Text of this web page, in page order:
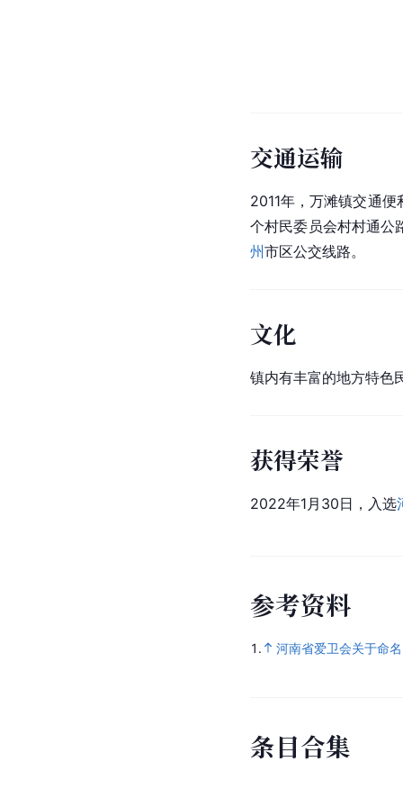
交通运输
2011年，万滩镇交通便
个村民委员会村村通公
州市区公交线路。
文化
镇内有丰富的地方特色
获得荣誉
2022年1月30日，入选
参考资料
1. 河南省爱卫会关于命
条目合集